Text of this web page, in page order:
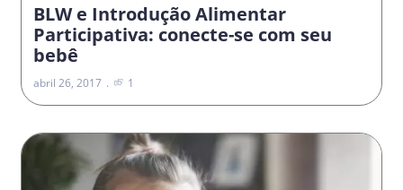
BLW e Introdução Alimentar
Participativa: conecte-se com seu
bebê
abril 26, 2017 1